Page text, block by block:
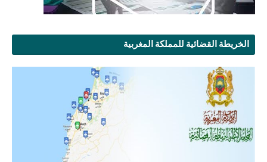
الخريطة القضائية للمملكة المغربية